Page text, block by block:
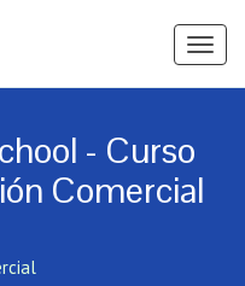
Ver
- Curso
Comercial